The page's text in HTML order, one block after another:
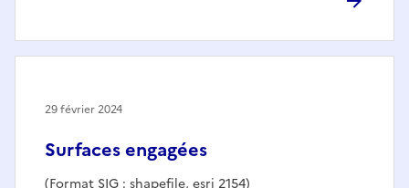
Surfaces engagées
(Format SIG : shapefile, esri 2154)
29 février 2024